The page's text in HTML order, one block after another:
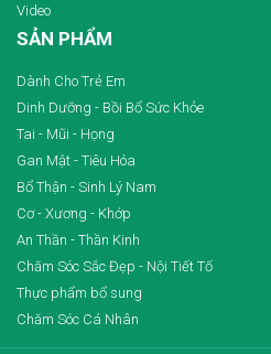
Video
SẢN PHẨM
Dành Cho Trẻ Em
Dinh Dưỡng - Bồi Bổ Sức Khỏe
Tai - Mũi - Họng
Gan Mật - Tiêu Hóa
Bổ Thận - Sinh Lý Nam
Cơ - Xương - Khớp
An Thần - Thần Kinh
Chăm Sóc Sắc Đẹp - Nội Tiết Tố
Thực phẩm bổ sung
Chăm Sóc Cá Nhân